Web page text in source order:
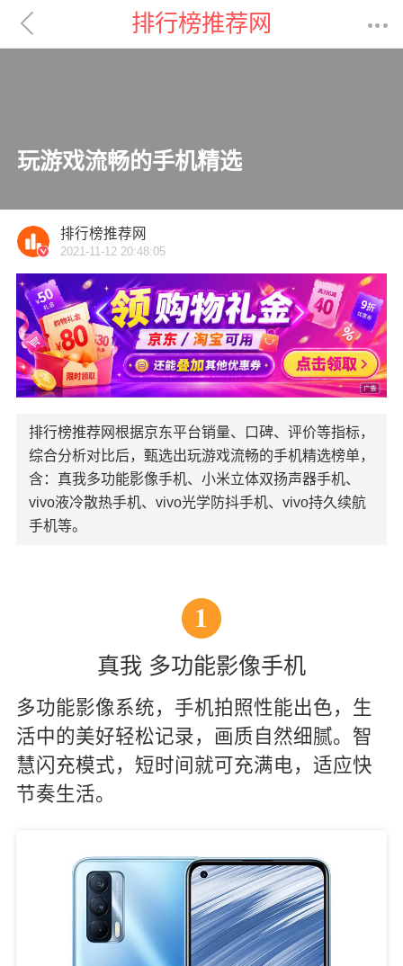
 排行榜推荐网 
玩游戏流畅的手机精选

排行榜推荐网
2021-11-12 20:48:05
排行榜推荐网根据京东平台销量、口碑、评价等指标，
综合分析对比后，甄选出玩游戏流畅的手机精选榜单，
含：真我多功能影像手机、小米立体双扬声器手机、
vivo液冷散热手机、vivo光学防抖手机、vivo持久续航
手机等。
1
真我 多功能影像手机
多功能影像系统，手机拍照性能出色，生
活中的美好轻松记录，画质自然细腻。智
慧闪充模式，短时间就可充满电，适应快
节奏生活。